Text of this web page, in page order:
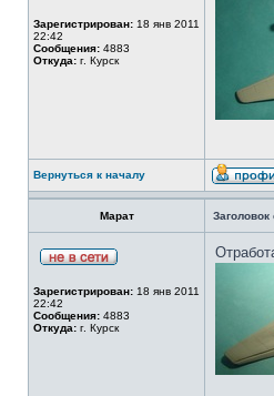
Зарегистрирован: 18 янв 2011
22:42
Сообщения: 4883
Откуда: г. Курск
Вернуться к началу
Марат
Зарегистрирован: 18 янв 2011
22:42
Сообщения: 4883
Откуда: г. Курск